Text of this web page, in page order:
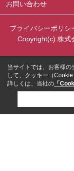
お問い合わせ
プライバシーポリシ
Copyright(c) 株
当サイトでは、お客様の
して、クッキー（Cookie
詳しくは、当社の 「